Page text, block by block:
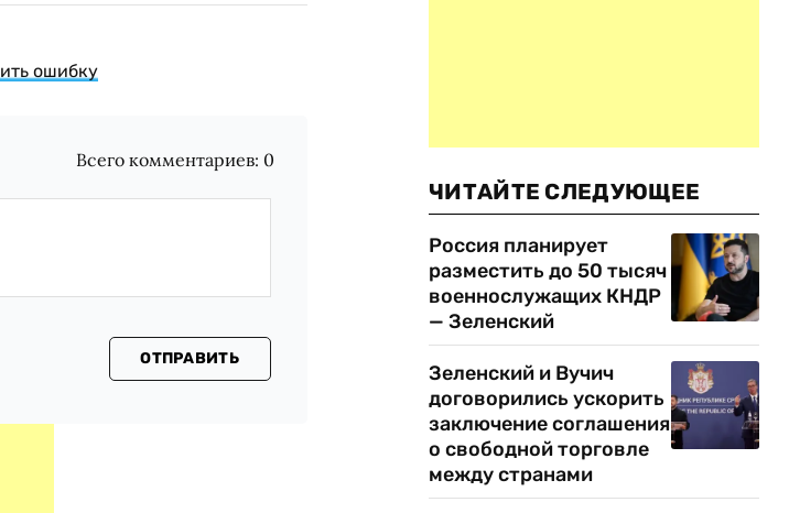
ошибку
Всего комментариев: 0
ОТПРАВИТЬ
ЧИТАЙТЕ СЛЕДУЮЩЕЕ
Россия планирует
разместить до 50 тысяч
военнослужащих КНДР
— Зеленский
Зеленский и Вучич
договорились ускорить
заключение соглашения
о свободной торговле
между странами